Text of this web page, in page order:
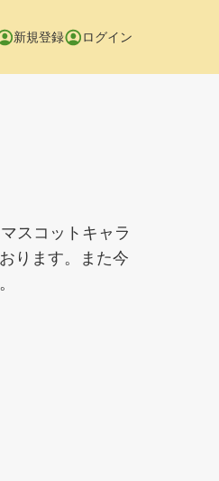
新規登録 ログイン
スコットキャラ
ります。また今